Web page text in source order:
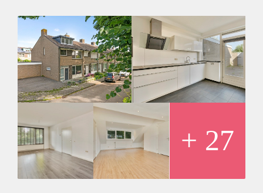
van de stad met uitzicht op een weiland. Door de ruime
indeling is deze woning uitermate geschikt voor bijvoorbeeld
wie wonen en werken wil combineren of voor grotere
gezinnen.
Kortom een bezichtiging meer dan waard!
+ 27